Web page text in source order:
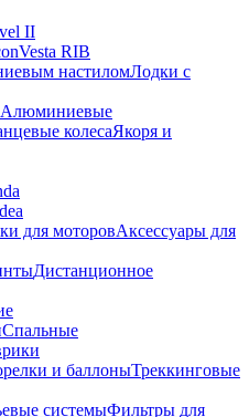
II
Vesta RIB
настиломЛодки с
Алюминиевые
колесаЯкоря и
для моторовАксессуары для
Дистанционное
Спальные
и баллоныТреккинговые
системыФильтры для